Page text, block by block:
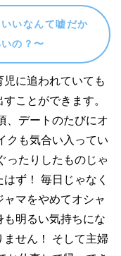
いなんて嘘だか
の？〜
に追われていても
ことができます。
、デートのたびにオ
クも気合い入ってい
ったりしたものじゃ
ず！ 毎日じゃなく
マをやめてオシャ
も明るい気持ちにな
ません！ そして主婦